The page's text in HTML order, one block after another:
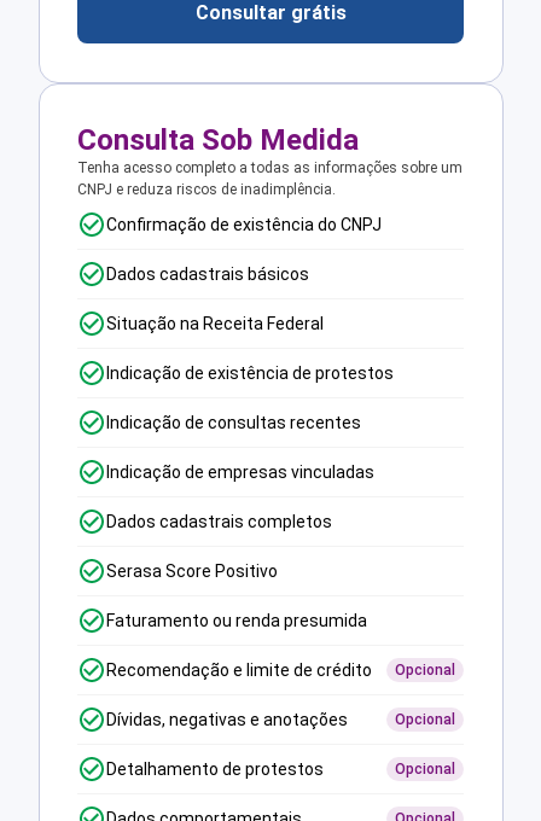
Consultar grátis
Consulta Sob Medida
Tenha acesso completo a todas as informações sobre um
CNPJ e reduza riscos de inadimplência.
Confirmação de existência do CNPJ
Dados cadastrais básicos
Situação na Receita Federal
Indicação de existência de protestos
Indicação de consultas recentes
Indicação de empresas vinculadas
Dados cadastrais completos
Serasa Score Positivo
Faturamento ou renda presumida
Recomendação e limite de crédito Opcional
Dívidas, negativas e anotações Opcional
Detalhamento de protestos Opcional